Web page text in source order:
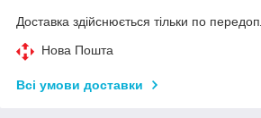
Доставка здійснюється тільки по
Нова Пошта
Всі умови доставки